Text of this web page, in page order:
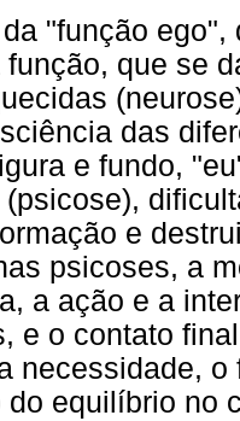
"função
função, que se
das
e fundo,
e
psicoses, a
a ação e a
e o contato
necessidade,
do equilíbrio no